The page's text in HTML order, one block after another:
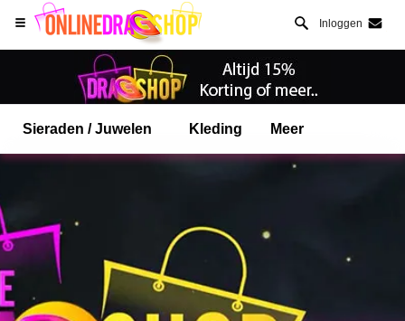
Inloggen
Sieraden / Juwelen Kleding Meer
Open Safari menu.
en klik TOEVOEGEN AAN BUREAUBLAD
onlinedragshop is nu geinstalleeerd als APP